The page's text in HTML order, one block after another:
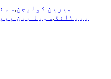
میرین کولیجن,
پیپٹائڈ ,سویا بین